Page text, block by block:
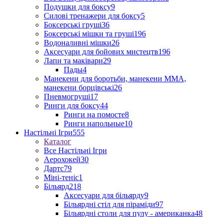
Подушки для боксу9
Силові тренажери для боксу5
Боксерські груші36
Боксерські мішки та груші196
Водоналивні мішки26
Аксесуари для бойових мистецтв196
Лапи та маківари29
Пады4
Манекени для боротьби, манекени ММА,
манекени борцівські26
Пневмогруші17
Ринги для боксу44
Ринги на помосте8
Ринги напольные10
Настільні Ігри555
Каталог
Все Настільні Ігри
Аерохокей30
Дартс79
Міні-теніс1
Більярд218
Аксесуари для більярду9
Більярдні стіл для піраміди97
Більярдні столи для пулу - американка48